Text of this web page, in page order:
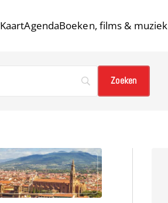
KaartAgendaBoeken, films & muziek